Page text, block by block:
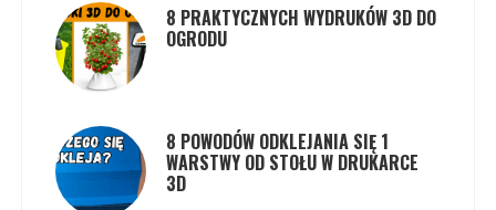
8 PRAKTYCZNYCH WYDRUKÓW 3D DO
OGRODU
8 POWODÓW ODKLEJANIA SIĘ 1
WARSTWY OD STOŁU W DRUKARCE
3D